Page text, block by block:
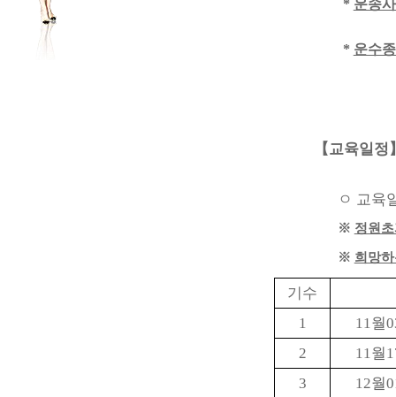
* 운송
* 운수
【 교육일정
ㅇ 교육
※ 정원
※ 희망
기수
1
11 월
2
11 월
3
12월